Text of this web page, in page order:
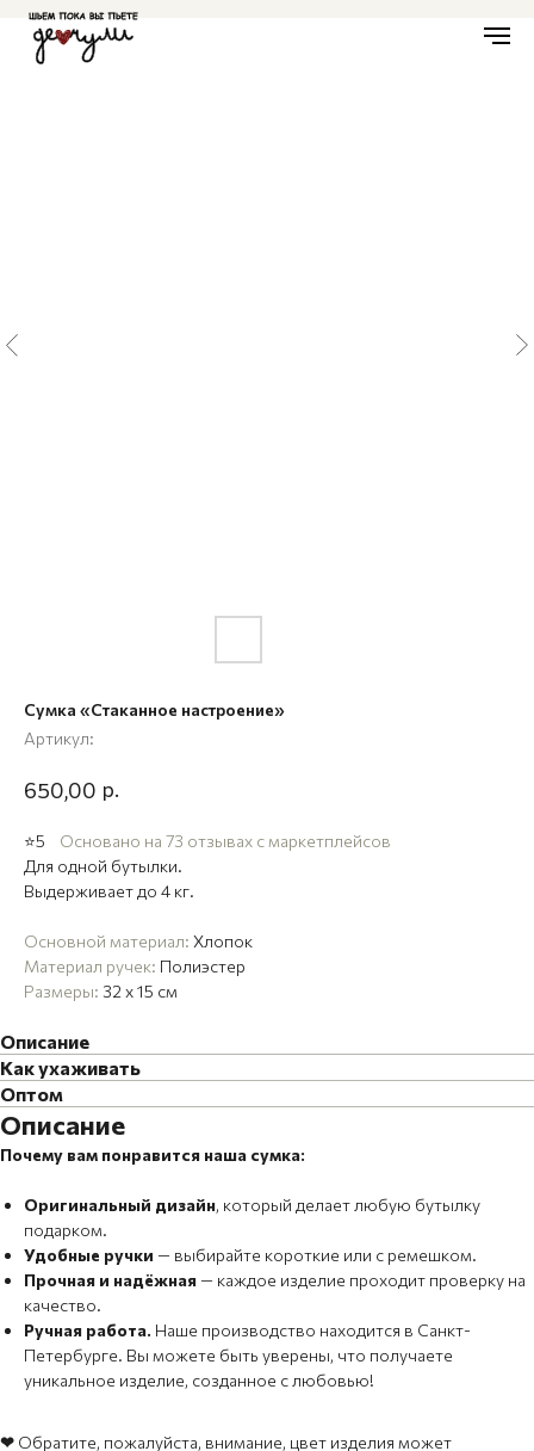
Сумка «Стаканное настроение»
Артикул:
650,00 р.
⭐5 Основано на 73 отзывах с маркетплейсов
Для одной бутылки.
Выдерживает до 4 кг.
Основной материал: Хлопок
Материал ручек: Полиэстер
Размеры: 32 x 15 см
Описание
Как ухаживать
Оптом
Описание
Почему вам понравится наша сумка:
Оригинальный дизайн, который делает любую бутылку
подарком.
Удобные ручки — выбирайте короткие или с ремешком.
Прочная и надёжная — каждое изделие проходит проверку на
качество.
Ручная работа. Наше производство находится в Санкт-
Петербурге. Вы можете быть уверены, что получаете
уникальное изделие, созданное с любовью!
❤ Обратите, пожалуйста, внимание, цвет изделия может